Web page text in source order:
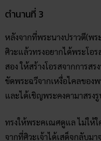
ตำนานที่ 3
หลังจากที่พระนางปราวตี(พ
ศิวะแล้วทรงอยากได้พระโอ
สอง ให้สร้างโอรสจากการส
ขัดพระฉวีจากเหงื่อไคลของ
และได้เชิญพระคงคามาสร
ทรงให้พระคเณศดูแล ไม่ให้
จากที่ศิวะเจ้าได้เสด็จกลับม